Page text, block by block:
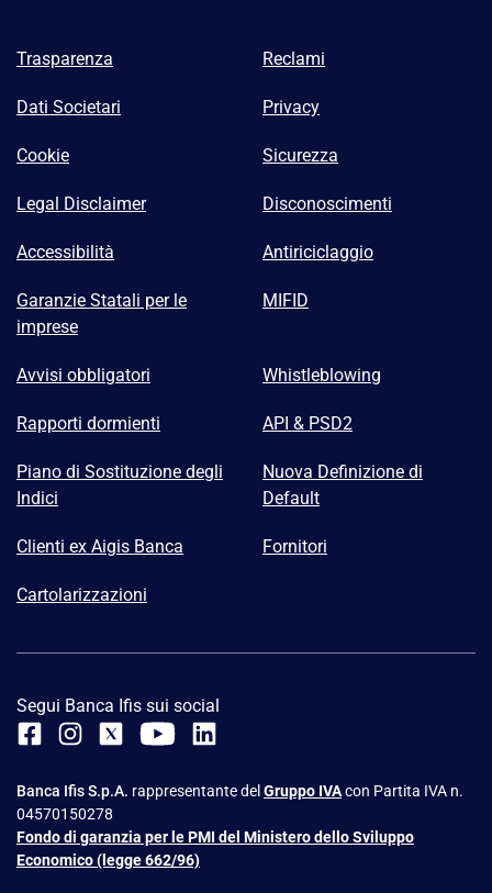
Trasparenza Reclami
Dati Societari Privacy
Cookie Sicurezza
Legal Disclaimer Disconoscimenti
Accessibilità Antiriciclaggio
Garanzie Statali per le
imprese
MIFID
Avvisi obbligatori Whistleblowing
Rapporti dormienti API & PSD2
Piano di Sostituzione degli
Indici
Nuova Definizione di
Default
Clienti ex Aigis Banca Fornitori
Cartolarizzazioni
Segui Banca Ifis sui social
Banca Ifis S.p.A. rappresentante del Gruppo IVAcon Partita IVA n.
04570150278
Fondo di garanzia per le PMI del Ministero dello Sviluppo
Economico (legge 662/96)